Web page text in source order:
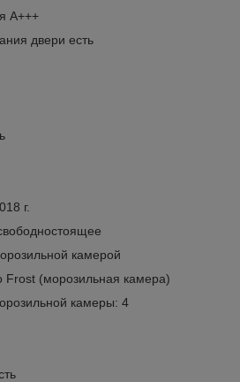
A+++
двери есть
г.
камерой
(морозильная камера)
камеры: 4